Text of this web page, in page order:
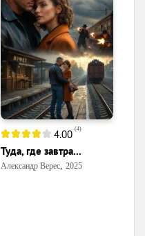
4.00 (4)
Туда, где завтра...
Александр Верес 2025